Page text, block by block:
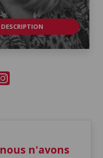
n'avons